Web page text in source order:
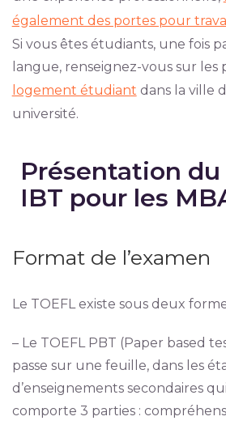
également des portes pour
Si vous êtes étudiants, une fois
langue, renseignez-vous sur les
logement étudiant dans la ville
université.
Présentation du
IBT pour les
Format de l’examen
Le TOEFL existe sous deux
– Le TOEFL PBT (Paper based
passe sur une feuille, dans les
d’enseignements secondaires
comporte 3 parties :